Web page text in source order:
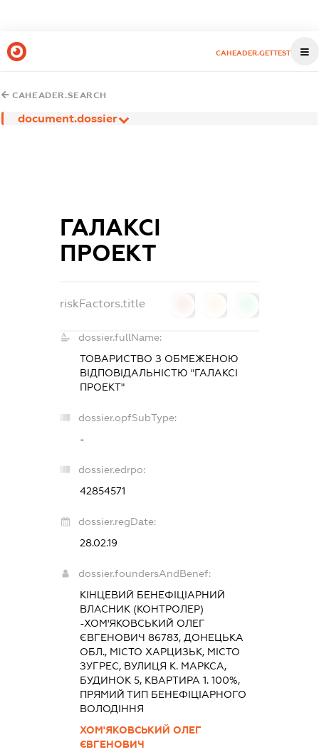
CAHEADER.GETTEST
CAHEADER.SEARCH
document.dossier
ГАЛАКСІ
ПРОЕКТ
riskFactors.title
dossier.fullName:
ТОВАРИСТВО З ОБМЕЖЕНОЮ
ВІДПОВІДАЛЬНІСТЮ "ГАЛАКСІ
ПРОЕКТ"
dossier.opfSubType:
-
dossier.edrpo:
42854571
dossier.regDate:
28.02.19
dossier.foundersAndBenef:
КІНЦЕВИЙ БЕНЕФІЦІАРНИЙ
ВЛАСНИК (КОНТРОЛЕР)
-ХОМ'ЯКОВСЬКИЙ ОЛЕГ
ЄВГЕНОВИЧ 86783, ДОНЕЦЬКА
ОБЛ., МІСТО ХАРЦИЗЬК, МІСТО
ЗУГРЕС, ВУЛИЦЯ К. МАРКСА,
БУДИНОК 5, КВАРТИРА 1. 100%,
ПРЯМИЙ ТИП БЕНЕФІЦІАРНОГО
ВОЛОДІННЯ
ХОМ'ЯКОВСЬКИЙ ОЛЕГ
ЄВГЕНОВИЧ